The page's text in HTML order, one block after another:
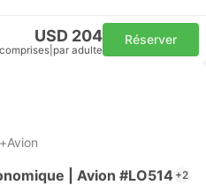
USD 204
par adulte
Réserver
| Avion #LO514 +2